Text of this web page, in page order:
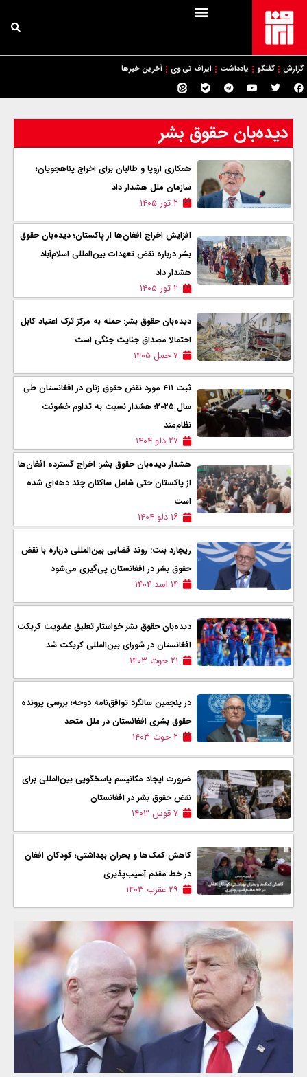
گزارش گفتگو یادداشت ایراف تی وی آخرین خبرها
دیده‌بان حقوق بشر
همکاری اروپا و طالبان برای اخراج پناهجویان؛
سازمان ملل هشدار داد
۲ ثور ۱۴۰۵
افزایش اخراج افغان‌ها از پاکستان؛ دیده‌بان حقوق
بشر درباره نقض تعهدات بین‌المللی اسلام‌آباد
هشدار داد
۲ ثور ۱۴۰۵
دیده‌بان حقوق بشر: حمله به مرکز ترک اعتیاد کابل
احتمالا مصداق جنایت جنگی است
۷ حمل ۱۴۰۵
ثبت ۴۱۱ مورد نقض حقوق زنان در افغانستان طی
سال ۲۰۲۵؛ هشدار نسبت به تداوم خشونت
نظام‌مند
۲۷ دلو ۱۴۰۴
هشدار دیده‌بان حقوق بشر: اخراج گسترده افغان‌ها
از پاکستان حتی شامل ساکنان چند دهه‌ای شده
است
۱۶ دلو ۱۴۰۴
ریچارد بنت: روند قضایی بین‌المللی درباره با نقض
حقوق بشر در افغانستان پی‌گیری می‌شود
۱۴ اسد ۱۴۰۴
دیده‌بان حقوق بشر خواستار تعلیق عضویت کریکت
افغانستان در شورای بین‌المللی کریکت شد
۲۱ حوت ۱۴۰۳
در پنجمین سالگرد توافق‌نامه دوحه؛ بررسی پرونده
حقوق بشری افغانستان در ملل متحد
۲ حوت ۱۴۰۳
ضرورت ایجاد مکانیسم پاسخگویی بین‌المللی برای
نقض حقوق بشر در افغانستان
۷ قوس ۱۴۰۳
کاهش کمک‌ها و بحران بهداشتی؛ کودکان افغان
در خط مقدم آسیب‌پذیری
۲۹ عقرب ۱۴۰۳